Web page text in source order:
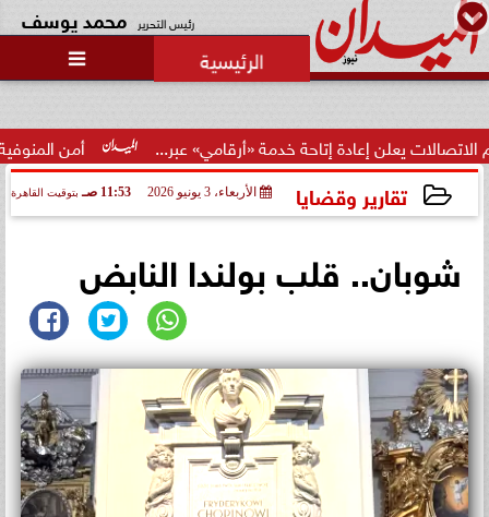
رئيس التحرير محمد يوسف

أمن المنوفية يكشف ملابسات خدمة «أرقامي» عبر...
تقارير وقضايا الأربعاء، 3 يونيو 2026 11:53 صـ بتوقيت القاهرة
شوبان.. قلب بولندا النابض